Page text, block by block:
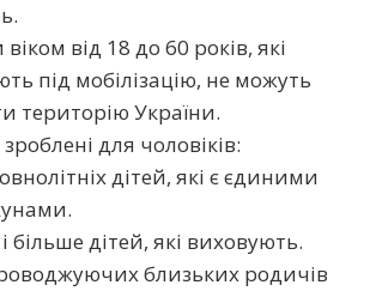
від 18 до 60 років, які
під мобілізацію, не можуть
територію України.
для чоловіків:
дітей, які є єдиними
більше дітей, які виховують.
близьких родичів